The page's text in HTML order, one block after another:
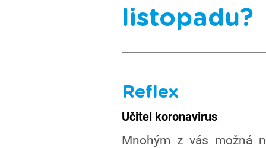
listopadu?
Reflex
Učitel koronavirus
Mnohým z vás možná